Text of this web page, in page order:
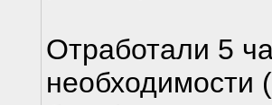
Отработали 5
необходимости